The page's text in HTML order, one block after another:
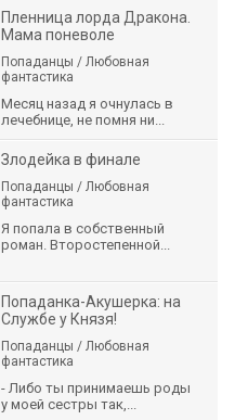
Пленница лорда Дракона.
Мама поневоле
Попаданцы / Любовная
фантастика
Месяц назад я очнулась в
лечебнице, не помня ни...
Злодейка в финале
Попаданцы / Любовная
фантастика
Я попала в собственный
роман. Второстепенной...
Попаданка-Акушерка: на
Службе у Князя!
Попаданцы / Любовная
фантастика
- Либо ты принимаешь роды
у моей сестры так,...